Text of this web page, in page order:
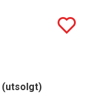
(utsolgt)